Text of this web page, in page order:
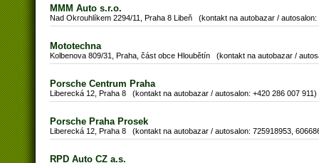
MMM Auto s.r.o.
Nad Okrouhlíkem 2294/11, Praha 8 Libeň (kontakt na autobazar / autosalon:
Mototechna
Kolbenova 809/31, Praha, část obce Hloubětín (kontakt na autobazar /
Porsche Centrum Praha
Liberecká 12, Praha 8 (kontakt na autobazar / autosalon: +420 286 007 911)
Porsche Praha Prosek
Liberecká 12, Praha 8 (kontakt na autobazar / autosalon: 725918953,
RPD Auto CZ a.s.